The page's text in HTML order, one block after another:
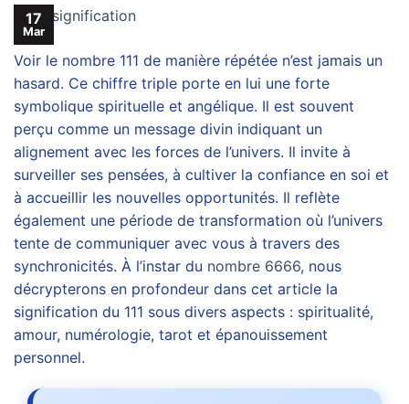
17
Mar
Voir le nombre 111 de manière répétée n’est jamais un
hasard. Ce chiffre triple porte en lui une forte
symbolique spirituelle et angélique. Il est souvent
perçu comme un message divin indiquant un
alignement avec les forces de l’univers. Il invite à
surveiller ses pensées, à cultiver la confiance en soi et
à accueillir les nouvelles opportunités. Il reflète
également une période de transformation où l’univers
tente de communiquer avec vous à travers des
synchronicités. À l’instar du nombre 6666, nous
décrypterons en profondeur dans cet article la
signification du 111 sous divers aspects : spiritualité,
amour, numérologie, tarot et épanouissement
personnel.